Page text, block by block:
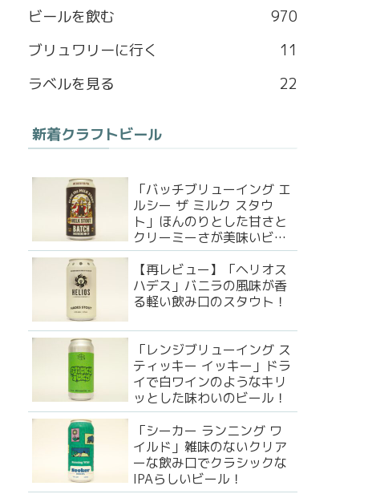
o
o
k
g
r
a
M
ビールを飲む
970
ブリュワリーに行く
11
ラベルを見る
22
新着クラフトビール
「バッチブリューイング エ
ルシー ザ ミルク スタウ
ト」ほんのりとした甘さと
クリーミーさが美味いビー
ル！
【再レビュー】「ヘリオス
ハデス」バニラの風味が香
る軽い飲み口のスタウト！
「レンジブリューイング ス
ティッキー イッキー」ドラ
イで白ワインのようなキリ
ッとした味わいのビール！
「シーカー ランニング ワ
イルド」雑味のないクリア
ーな飲み口でクラシックな
IPAらしいビール！